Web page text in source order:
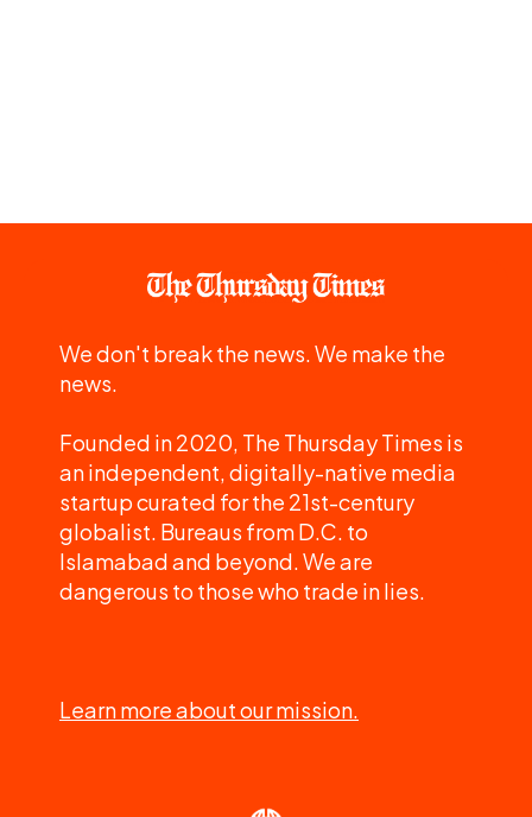
We don't break the news. We make the
news.
Founded in 2020, The Thursday Times is
an independent, digitally-native media
startup curated for the 21st-century
globalist. Bureaus from D.C. to
Islamabad and beyond. We are
dangerous to those who trade in lies.
Learn more about our mission.